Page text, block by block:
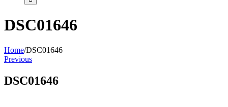
DSC01646
Home/DSC01646
Previous
DSC01646